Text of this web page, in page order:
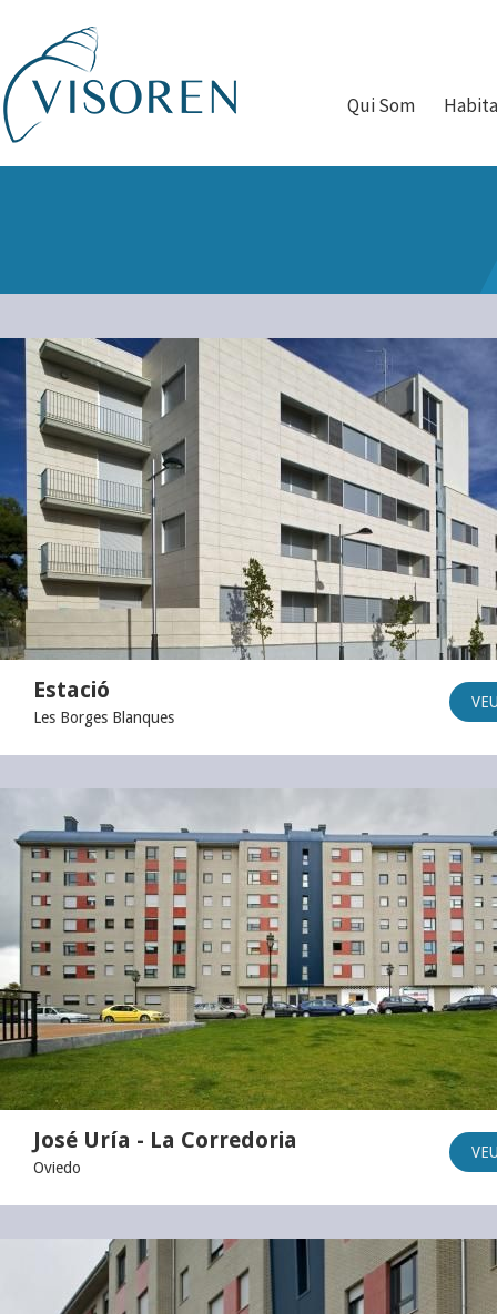
Qui Som
Estació
Les Borges Blanques
José Uría - La Corredoria
Oviedo